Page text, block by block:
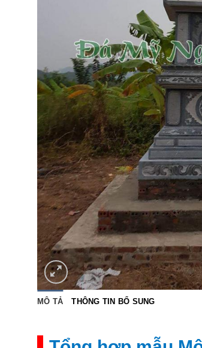
MÔ TẢ THÔNG TIN BỔ SUNG